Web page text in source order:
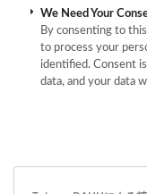
We Need Your
By consenting to
to process your
identified. Consent
data, and your data